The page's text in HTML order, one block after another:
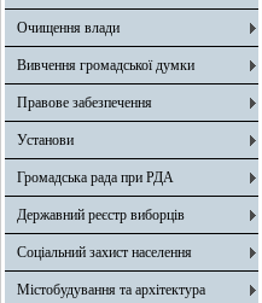
Очищення влади
Вивчення громадської думки
Правове забезпечення
Установи
Громадська рада при РДА
Державний реєстр виборців
Соціальний захист населення
Містобудування та архітектура